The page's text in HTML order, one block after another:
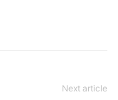
Next article